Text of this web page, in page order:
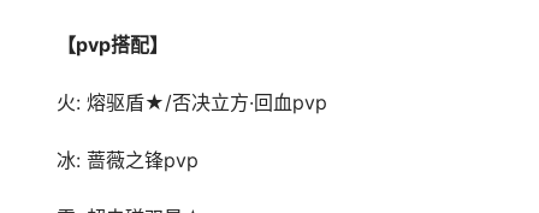
【pvp搭配】
火: 熔驱盾★/否决立方·回血pvp
冰: 蔷薇之锋pvp